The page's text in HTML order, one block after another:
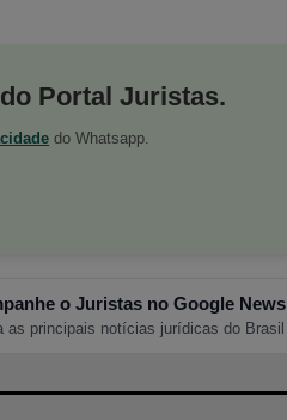
Portal Juristas.
do Whatsapp.
o Juristas no Google News
as principais notícias jurídicas do Brasil